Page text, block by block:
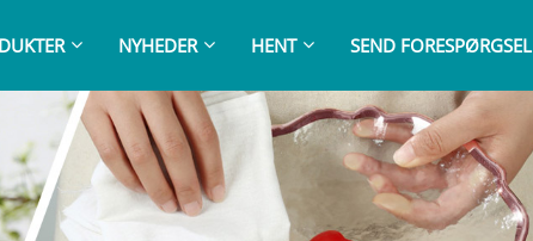
NYHEDER HENT SEND FORESPØRGSEL